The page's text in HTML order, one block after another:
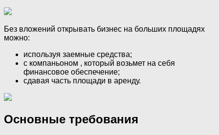
Без вложений открывать бизнес на больших площадях
можно:
используя заемные средства;
с компаньоном , который возьмет на себя
финансовое обеспечение;
сдавая часть площади в аренду.
Основные требования